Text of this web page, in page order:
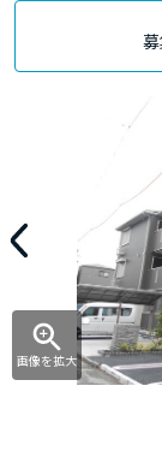
画像を拡大